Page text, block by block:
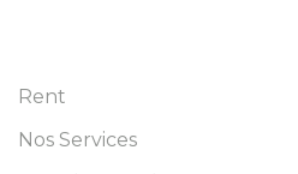
Rent
Nos Services